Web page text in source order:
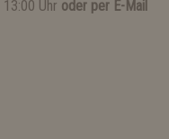
Uhr oder per E-Mail